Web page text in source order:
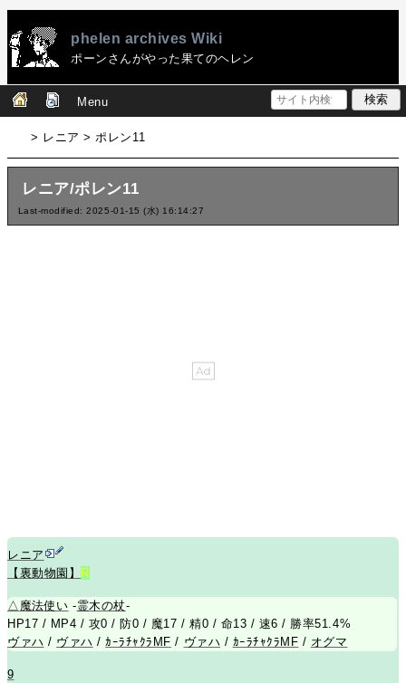
phelen archives Wiki
ポーンさんがやった果てのヘレン
Menu
> レニア > ポレン11
レニア/ポレン11
Last-modified: 2025-01-15 (水) 16:14:27
レニア
【裏動物園】
R
△ 魔法使い -霊木の杖-
HP17 / MP4 / 攻0 / 防0 / 魔17 / 精0 / 命13 / 速6 / 勝率51.4%
ヴァハ / ヴァハ /ｶｰﾗﾁｬｸﾗMF / ヴァハ / ｶｰﾗﾁｬｸﾗMF / オグマ
9